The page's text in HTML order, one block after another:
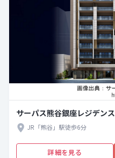
サーパス熊谷銀座レジデンス
JR「熊谷」駅徒歩6分
詳細を見る